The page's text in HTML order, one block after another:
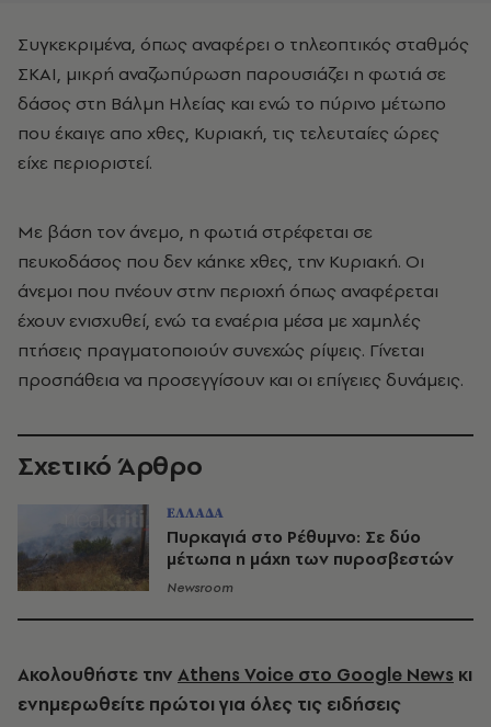
Συγκεκριμένα, όπως αναφέρει ο τηλεοπτικός σταθμός
ΣΚΑΙ, μικρή αναζωπύρωση παρουσιάζει η φωτιά σε
δάσος στη Βάλμη Ηλείας και ενώ το πύρινο μέτωπο
που έκαιγε απο χθες, Κυριακή, τις τελευταίες ώρες
είχε περιοριστεί.
Με βάση τον άνεμο, η φωτιά στρέφεται σε
πευκοδάσος που δεν κάηκε χθες, την Κυριακή. Οι
άνεμοι που πνέουν στην περιοχή όπως αναφέρεται
έχουν ενισχυθεί, ενώ τα εναέρια μέσα με χαμηλές
πτήσεις πραγματοποιούν συνεχώς ρίψεις. Γίνεται
προσπάθεια να προσεγγίσουν και οι επίγειες δυνάμεις.
Σχετικό Άρθρο
ΕΛΛΑΔΑ
Πυρκαγιά στο Ρέθυμνο: Σε δύο
μέτωπα η μάχη των πυροσβεστών
Newsroom
Ακολουθήστε την Athens Voice στο Google News κι
ενημερωθείτε πρώτοι για όλες τις ειδήσεις